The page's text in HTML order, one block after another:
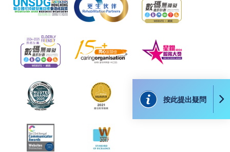
因所導致的任何損失，一概不負責；上述原因包括：（1）由
付款銀行或獨立商戶因為付款的網關在處理付款的信用卡、付
失誤、延誤、中斷、中止、或限制（2）從付款的網關傳送而
來的任何信息或資訊中出現的疏忽、錯誤、誤差或遺漏；
（3）付款的網關在完成網上付款時出現的故障、失靈、或失
誤；（4）任何由付款的網關引起或與付款的網關相關的原
因，包括未獲授權進入、資料傳送的改動、任何非法行為等。
以上中文本純作參考之用，如內容與英文版本有任何歧義，一
切以英文版本為準。
按此提出疑問
折